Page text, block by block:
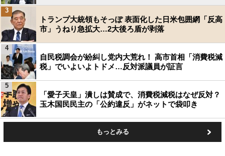
トランプ大統領もそっぽ 表面化した日米包囲網「反高
市」うねり急拡大…2大後ろ盾が剥落
3
自民税調会が紛糾し党内大荒れ！ 高市首相「消費税減
税」でいよいよトドメ…反対派議員が証言
4
「愛子天皇」潰しは賛成で、消費税減税はなぜ反対？
玉木国民民主の「公約違反」がネットで袋叩き
5
もっとみる